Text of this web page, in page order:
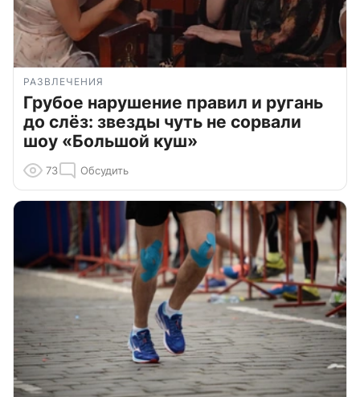
РАЗВЛЕЧЕНИЯ
Грубое нарушение правил и ругань
до слёз: звезды чуть не сорвали
шоу «Большой куш»
73 Обсудить